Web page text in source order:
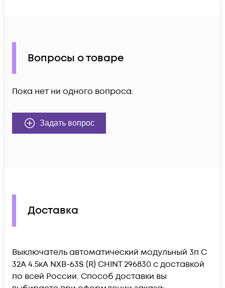
Вопросы о товаре
Пока нет ни одного вопроса.
Задать вопрос
Доставка
Выключатель автоматический модульный 3п C
32А 4.5кА NXB-63S (R) CHINT 296830 c доставкой
по всей России. Способ доставки вы